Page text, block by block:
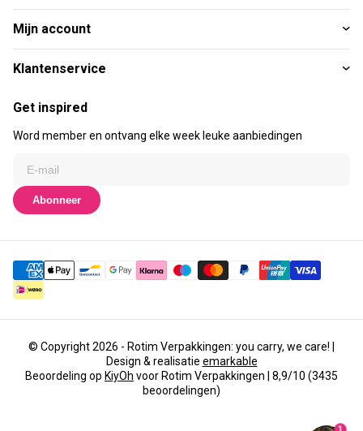
Mijn account
Klantenservice
Get inspired
Word member en ontvang elke week leuke aanbiedingen
Abonneer
© Copyright 2026 - Rotim Verpakkingen: you carry, we care! |
Design & realisatie emarkable
Beoordeling op KiyOh voor Rotim Verpakkingen | 8,9/10 (3435
beoordelingen)
1